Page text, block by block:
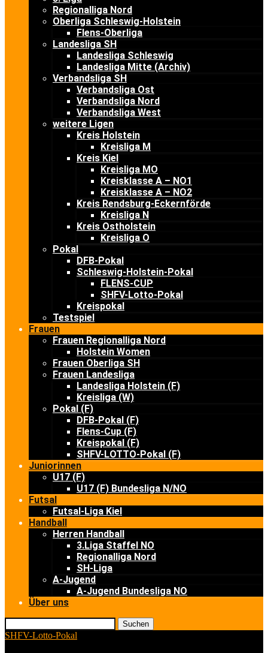
Regionalliga Nord
Oberliga Schleswig-Holstein
Flens-Oberliga
Landesliga SH
Landesliga Schleswig
Landesliga Mitte (Archiv)
Verbandsliga SH
Verbandsliga Ost
Verbandsliga Nord
Verbandsliga West
weitere Ligen
Kreis Holstein
Kreisliga M
Kreis Kiel
Kreisliga MO
Kreisklasse A – NO1
Kreisklasse A – NO2
Kreis Rendsburg-Eckernförde
Kreisliga N
Kreis Ostholstein
Kreisliga O
Pokal
DFB-Pokal
Schleswig-Holstein-Pokal
FLENS-CUP
SHFV-Lotto-Pokal
Kreispokal
Testspiel
Frauen
Frauen Regionalliga Nord
Holstein Women
Frauen Oberliga SH
Frauen Landesliga
Landesliga Holstein (F)
Kreisliga (W)
Pokal (F)
DFB-Pokal (F)
Flens-Cup (F)
Kreispokal (F)
SHFV-LOTTO-Pokal (F)
Juniorinnen
U17 (F)
U17 (F) Bundesliga N/NO
Futsal
Futsal-Liga Kiel
Handball
Herren Handball
3.Liga Staffel NO
Regionalliga Nord
SH-Liga
A-Jugend
A-Jugend Bundesliga NO
Über uns
Suchen
SHFV-Lotto-Pokal